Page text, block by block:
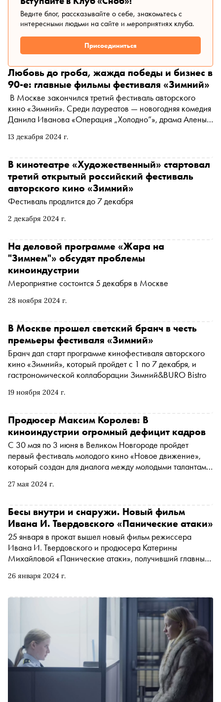
Ведите блог, рассказывайте о себе, знакомьтесь с
интересными людьми на сайте и мероприятиях клуба.
Присоединиться
13 декабря 2024 г.
Любовь до гроба, жажда победы и бизнес в
90-е: главные фильмы фестиваля «Зимний»
В Москве закончился третий фестиваль авторского
кино «Зимний». Среди лауреатов — новогодняя комедия
Данила Иванова «Операция „Холодно”», драма Алены
Виктории Мокеровой «Чувства». Об этих и других
Загвоздкина
2 декабря 2024 г.
В кинотеатре «Художественный» стартовал
третий открытый российский фестиваль
авторского кино «Зимний»
Фестиваль продлится до 7 декабря
28 ноября 2024 г.
На деловой программе «Жара на
"Зимнем"» обсудят проблемы
киноиндустрии
Мероприятие состоится 5 декабря в Москве
19 ноября 2024 г.
В Москве прошел светский бранч в честь
премьеры фестиваля «Зимний»
Бранч дал старт программе кинофестиваля авторского
кино «Зимний», который пройдет с 1 по 7 декабря, и
гастрономической коллаборации Зимний&BURO Bistro
27 мая 2024 г.
Продюсер Максим Королев: В
киноиндустрии огромный дефицит кадров
С 30 мая по 3 июня в Великом Новгороде пройдет
первый фестиваль молодого кино «Новое движение»,
который создан для диалога между молодыми талантами
генеральным продюсером фестиваля Максимом
попасть в сферу, что от него хотят услышать
представители онлайн-кинотеатров и почему семейное
кино — это тренд
26 января 2024 г.
Бесы внутри и снаружи. Новый фильм
Ивана И. Твердовского «Панические атаки»
25 января в прокат вышел новый фильм режиссера
Ивана И. Твердовского и продюсера Катерины
Михайловой «Панические атаки», получивший главный
Перед уходом на творческий перерыв Твердовский снял
душевными травмами. Какое неординарное решение
проблем нашла героиня, чувствующая себя проклятой на
российской земле, — в материале «Сноба»